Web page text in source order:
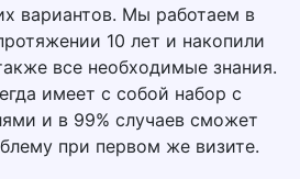
вариантов. Мы работаем в
10 лет и накопили
все необходимые знания.
имеет с собой набор с
и в 99% случаев сможет
при первом же визите.